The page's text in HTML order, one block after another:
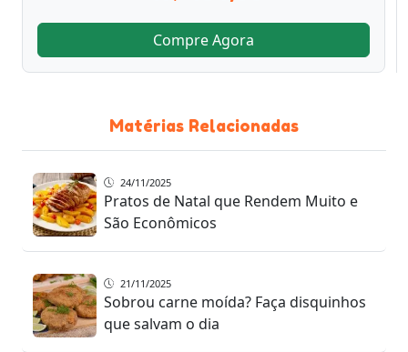
Compre Agora
Matérias Relacionadas
24/11/2025
Pratos de Natal que Rendem Muito e
São Econômicos
21/11/2025
Sobrou carne moída? Faça disquinhos
que salvam o dia